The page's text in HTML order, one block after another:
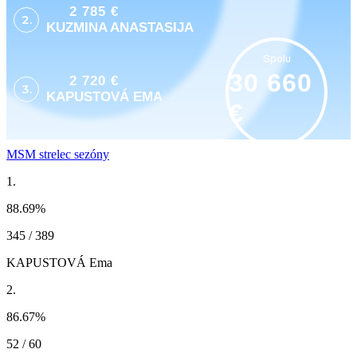
2.
2 785 €
KUZMINA ANASTASIJA
3.
2 720 €
KAPUSTOVÁ EMA
Spolu
30 660
€
MSM strelec sezóny
1.
88.69%
345 / 389
KAPUSTOVÁ Ema
2.
86.67%
52 / 60